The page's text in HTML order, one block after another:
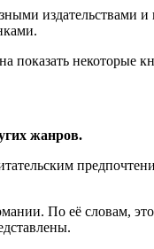
издательствами
некоторые
жанров.
По её словам, это